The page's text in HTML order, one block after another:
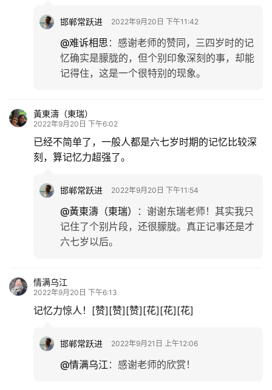
邯郸常跃进 2022年9月20日 下午11:42
@难诉相思 ： 感谢老师的赞同，三四岁时的记
忆确实是朦胧的，但个别印象深刻的事，却能
记得住，这是一个很特别的现象。
黃東濤（東瑞）
2022年9月20日 下午6:02
已经不简单了，一般人都是六七岁时期的记忆比较深
刻，算记忆力超强了。
邯郸常跃进 2022年9月20日 下午11:54
@黃東濤（東瑞） ： 谢谢东瑞老师！其实我只
记住了个别片段，还很朦胧。真正记事还是才
六七岁以后。
情满乌江
2022年9月20日 下午6:13
记忆力惊人！[赞][赞][赞][花][花][花]
邯郸常跃进 2022年9月21日 上午12:06
@情满乌江 ： 感谢老师的欣赏！